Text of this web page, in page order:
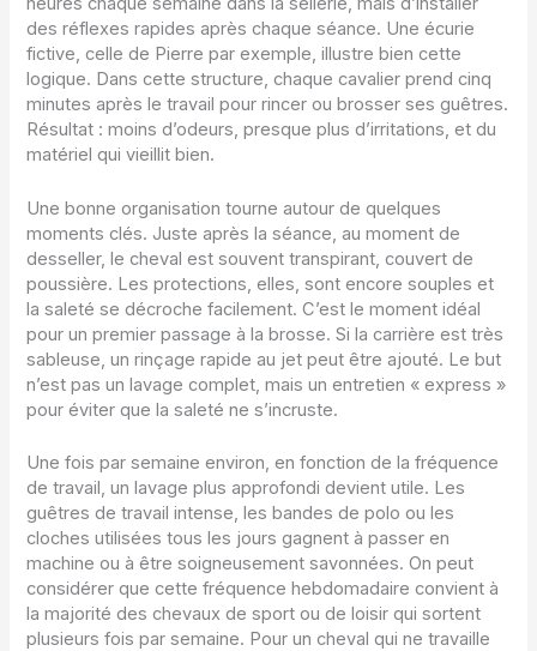
des réflexes rapides après chaque séance. Une écurie
fictive, celle de Pierre par exemple, illustre bien cette
logique. Dans cette structure, chaque cavalier prend cinq
minutes après le travail pour rincer ou brosser ses guêtres.
Résultat : moins d’odeurs, presque plus d’irritations, et du
matériel qui vieillit bien.
Une bonne organisation tourne autour de quelques
moments clés. Juste après la séance, au moment de
desseller, le cheval est souvent transpirant, couvert de
poussière. Les protections, elles, sont encore souples et
la saleté se décroche facilement. C’est le moment idéal
pour un premier passage à la brosse. Si la carrière est très
sableuse, un rinçage rapide au jet peut être ajouté. Le but
n’est pas un lavage complet, mais un entretien « express »
pour éviter que la saleté ne s’incruste.
Une fois par semaine environ, en fonction de la fréquence
de travail, un lavage plus approfondi devient utile. Les
guêtres de travail intense, les bandes de polo ou les
cloches utilisées tous les jours gagnent à passer en
machine ou à être soigneusement savonnées. On peut
considérer que cette fréquence hebdomadaire convient à
la majorité des chevaux de sport ou de loisir qui sortent
plusieurs fois par semaine. Pour un cheval qui ne travaille